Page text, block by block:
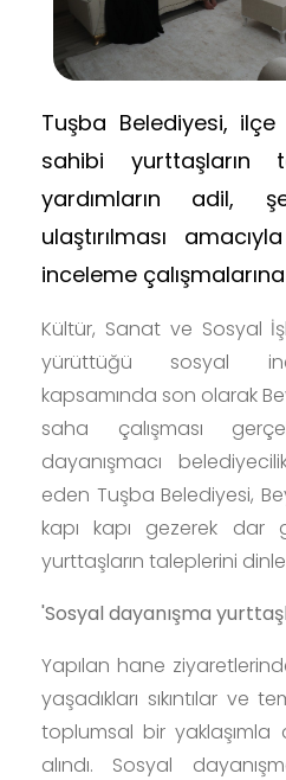
Tuşba Belediyesi,
sahibi yurttaşların
yardımların adil,
ulaştırılması
inceleme
Kültür, Sanat ve Sosyal
yürüttüğü sosyal
kapsamında son olarak
saha çalışması
dayanışmacı
eden Tuşba Belediyesi,
kapı kapı gezerek dar
yurttaşların taleplerini
'Sosyal dayanışma
Yapılan hane
yaşadıkları sıkıntılar ve
toplumsal bir yaklaşımla
alındı. Sosyal